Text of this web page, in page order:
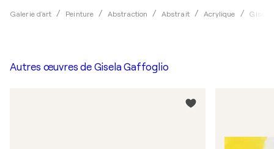
Galerie d'art Peinture Abstraction Abstrait Acrylique Gisela
Autres œuvres de Gisela Gaffoglio